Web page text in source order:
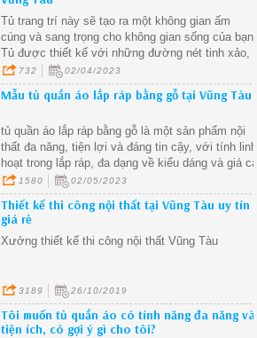
Tủ trang trí này sẽ tạo ra một không gian ấm
cúng và sang trọng cho không gian sống của bạn.
Tủ được thiết kế với những đường nét tinh xảo,
phù hợp với mọi phong cách trang trí nội thất.
732 02/04/2023
Mẫu tủ quần áo lắp ráp bằng gỗ tại Vũng Tàu
tủ quần áo lắp ráp bằng gỗ là một sản phẩm nội
thất đa năng, tiện lợi và đáng tin cậy, với tính linh
hoạt trong lắp ráp, đa dạng về kiểu dáng và giá
phải chăng, tủ quần áo lắp ráp bằng gỗ đã trở
thành sự lựa chọn hàng đầu của nhiều gia đình
trong việc trang trí không gian sống của mình
1580 02/05/2023
Thiết kế thi công nội thất tại Vũng Tàu uy tín
giá rẻ
Xưởng thiết kế thi công nội thất Vũng Tàu
3189 26/10/2019
Tôi muốn tủ quần áo có tính năng đa năng và
tiện ích, có gợi ý gì cho tôi?